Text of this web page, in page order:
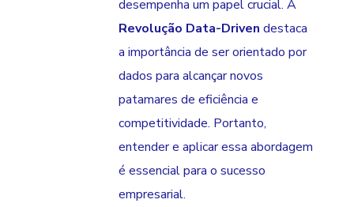
desempenha um papel crucial. A
Revolução Data-Driven destaca
a importância de ser orientado por
dados para alcançar novos
patamares de eficiência e
competitividade. Portanto,
entender e aplicar essa abordagem
é essencial para o sucesso
empresarial.